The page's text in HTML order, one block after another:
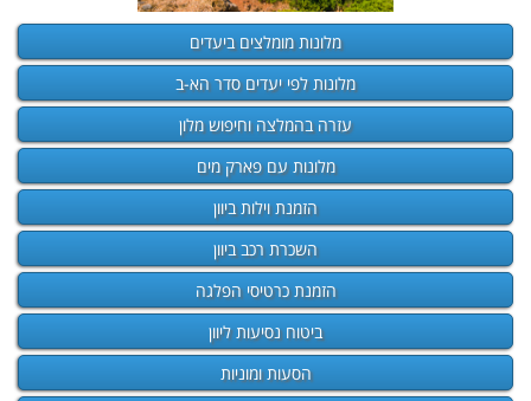
מלונות מומלצים ביעדים
מלונות לפי יעדים סדר הא-ב
עזרה בהמלצה וחיפוש מלון
מלונות עם פארק מים
הזמנת וילות ביוון
השכרת רכב ביוון
הזמנת כרטיסי הפלגה
ביטוח נסיעות ליוון
הסעות ומוניות